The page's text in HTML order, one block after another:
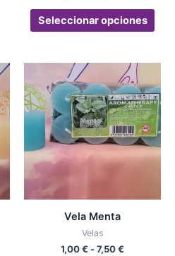
Seleccionar opciones
de
Este
producto
tiene
múltiples
variantes.
Las
opciones
se
Vela Menta
Velas
1,00€ -7,50€
Rango
de
precios:
desde
1,00 €
hasta
7,50 €
Las